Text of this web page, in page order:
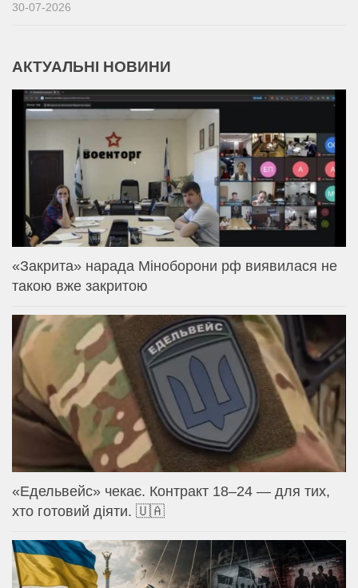
30-07-2026
АКТУАЛЬНІ НОВИНИ
«Закрита» нарада Міноборони рф виявилася не
такою вже закритою
«Едельвейс» чекає. Контракт 18–24 — для тих,
хто готовий діяти. 🇺🇦